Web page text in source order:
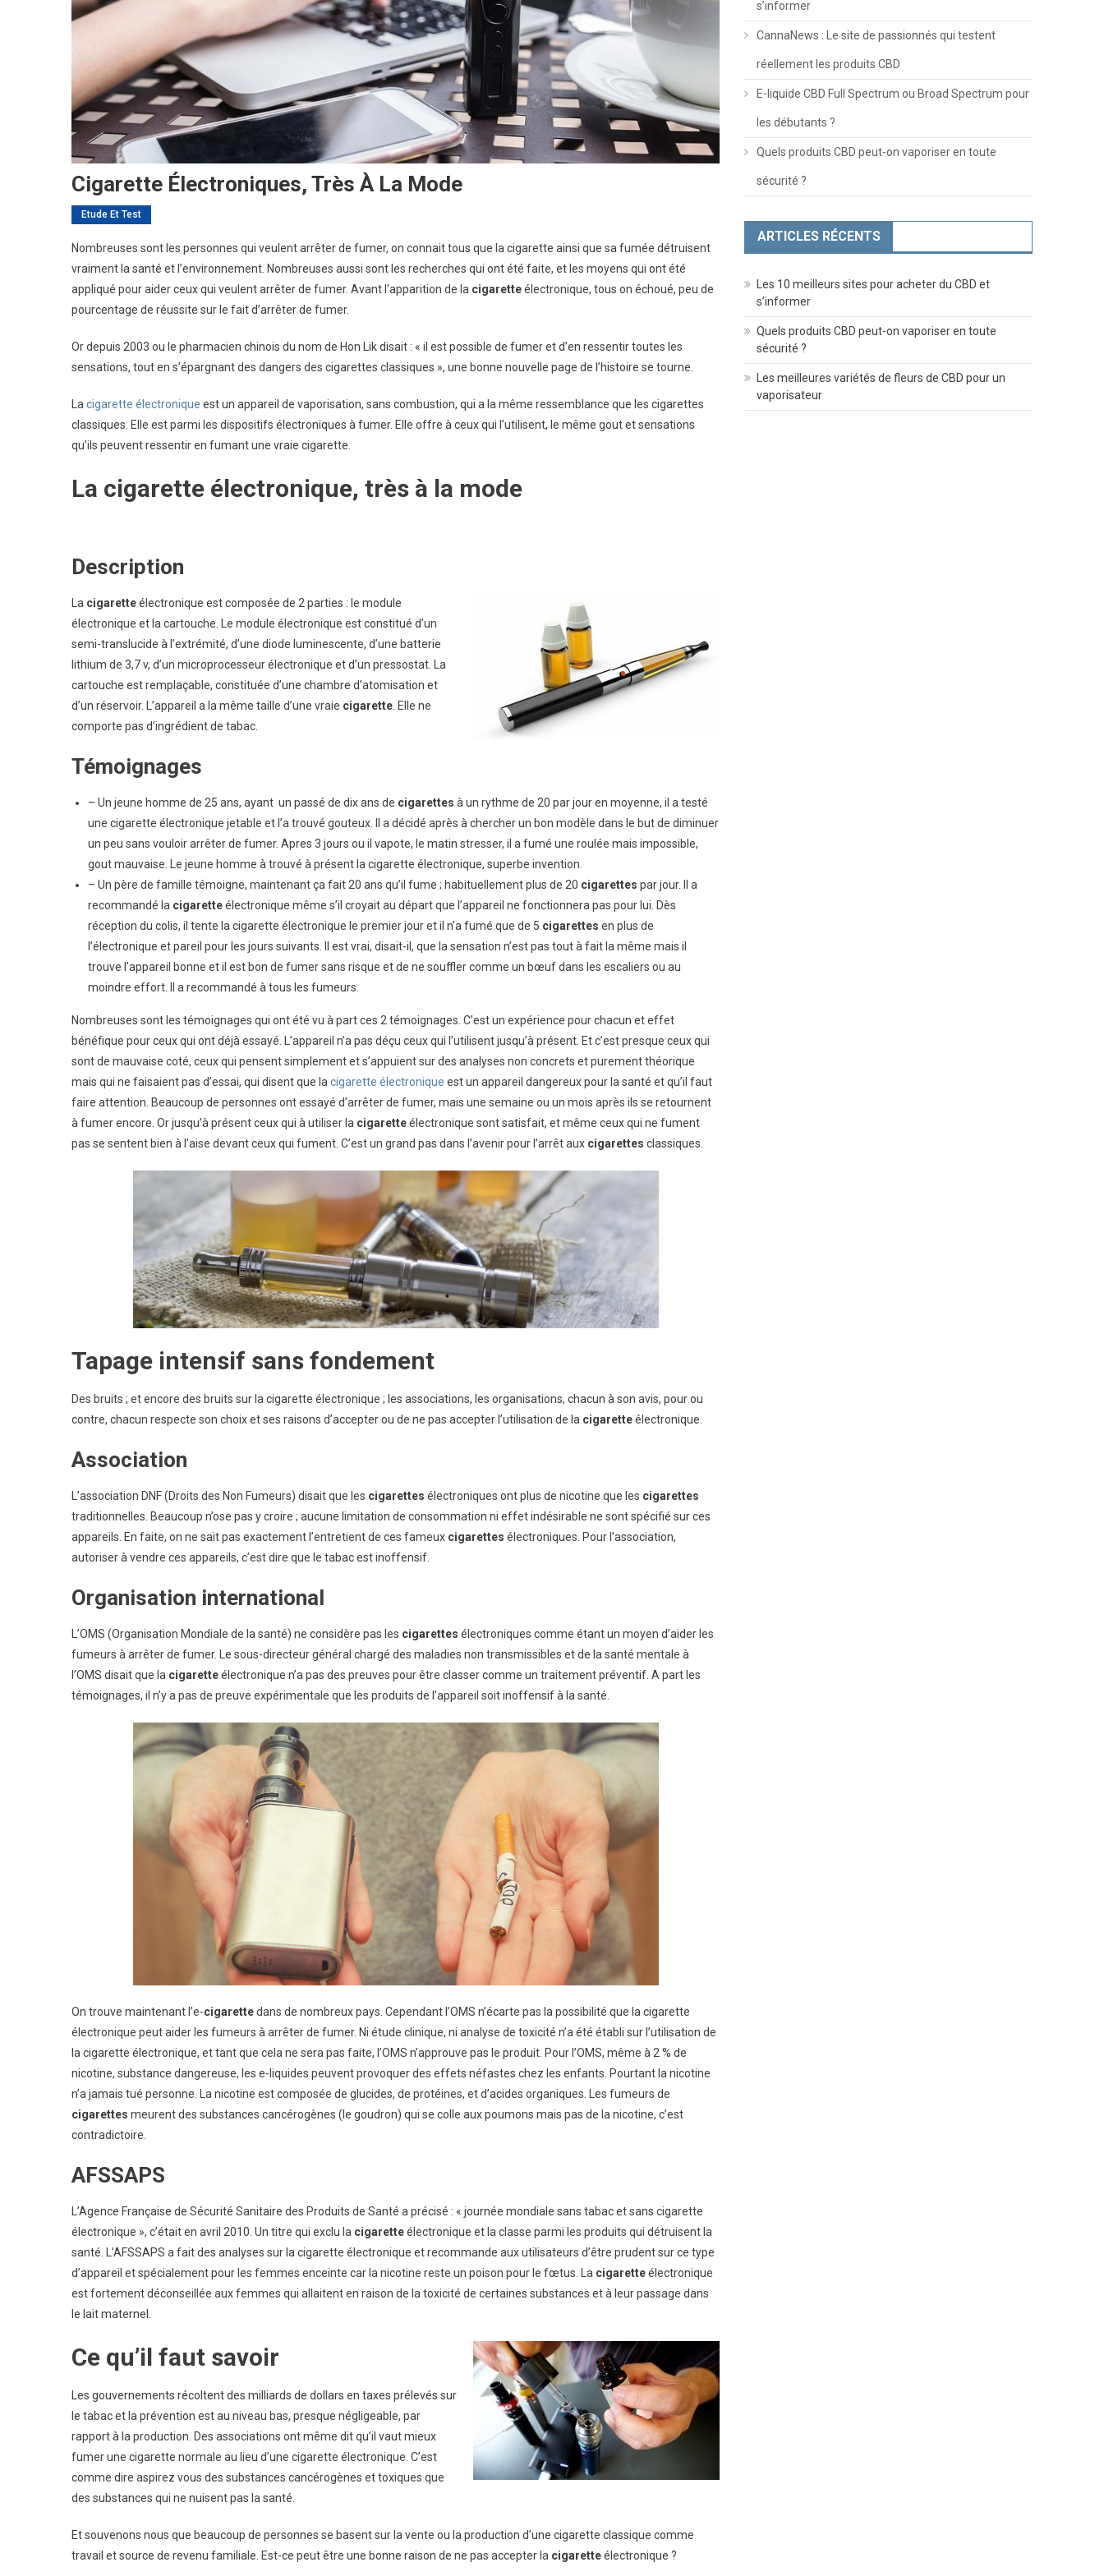
Cigarette Électroniques, Très À La Mode
Etude Et Test
Nombreuses sont les personnes qui veulent arrêter de fumer, on connait tous que la cigarette ainsi que sa fumée détruisent
vraiment la santé et l’environnement. Nombreuses aussi sont les recherches qui ont été faite, et les moyens qui ont été
appliqué pour aider ceux qui veulent arrêter de fumer. Avant l’apparition de la cigaretteélectronique, tous on échoué, peu de
pourcentage de réussite sur le fait d’arrêter de fumer.
Or depuis 2003 ou le pharmacien chinois du nom de Hon Lik disait : « il est possible de fumer et d’en ressentir toutes les
sensations, tout en s’épargnant des dangers des cigarettes classiques », une bonne nouvelle page de l’histoire se tourne.
Lacigarette électronique est un appareil de vaporisation, sans combustion, qui a la même ressemblance que les cigarettes
classiques. Elle est parmi les dispositifs électroniques à fumer. Elle offre à ceux qui l’utilisent, le même gout et sensations
qu’ils peuvent ressentir en fumant une vraie cigarette.
La cigarette électronique, très à la mode
Description
La cigaretteélectronique est composée de 2 parties : le module
électronique et la cartouche. Le module électronique est constitué d’un
semi-translucide à l’extrémité, d’une diode luminescente, d’une batterie
lithium de 3,7 v, d’un microprocesseur électronique et d’un pressostat. La
cartouche est remplaçable, constituée d’une chambre d’atomisation et
d’un réservoir. L’appareil a la même taille d’une vraie cigarette. Elle ne
comporte pas d’ingrédient de tabac.
Témoignages
– Un jeune homme de 25 ans, ayant un passé de dix ans de cigarettes à un rythme de 20 par jour en moyenne, il a testé
une cigarette électronique jetable et l’a trouvé gouteux. Il a décidé après à chercher un bon modèle dans le but de diminuer
un peu sans vouloir arrêter de fumer. Apres 3 jours ou il vapote, le matin stresser, il a fumé une roulée mais impossible,
gout mauvaise. Le jeune homme à trouvé à présent la cigarette électronique, superbe invention.
– Un père de famille témoigne, maintenant ça fait 20 ans qu’il fume ; habituellement plus de 20 cigarettes par jour. Il a
recommandé la cigaretteélectronique même s’il croyait au départ que l’appareil ne fonctionnera pas pour lui. Dès
réception du colis, il tente la cigarette électronique le premier jour et il n’a fumé que de 5 cigarettes en plus de
l’électronique et pareil pour les jours suivants. Il est vrai, disait-il, que la sensation n’est pas tout à fait la même mais il
trouve l’appareil bonne et il est bon de fumer sans risque et de ne souffler comme un bœuf dans les escaliers ou au
moindre effort. Il a recommandé à tous les fumeurs.
Nombreuses sont les témoignages qui ont été vu à part ces 2 témoignages. C’est un expérience pour chacun et effet
bénéfique pour ceux qui ont déjà essayé. L’appareil n’a pas déçu ceux qui l’utilisent jusqu’à présent. Et c’est presque ceux qui
sont de mauvaise coté, ceux qui pensent simplement et s’appuient sur des analyses non concrets et purement théorique
mais qui ne faisaient pas d’essai, qui disent que lacigarette électronique est un appareil dangereux pour la santé et qu’il faut
faire attention. Beaucoup de personnes ont essayé d’arrêter de fumer, mais une semaine ou un mois après ils se retournent
à fumer encore. Or jusqu’à présent ceux qui à utiliser la cigaretteélectronique sont satisfait, et même ceux qui ne fument
pas se sentent bien à l’aise devant ceux qui fument. C’est un grand pas dans l’avenir pour l’arrêt aux cigarettes classiques.
Tapage intensif sans fondement
Des bruits ; et encore des bruits sur la cigarette électronique ; les associations, les organisations, chacun à son avis, pour ou
contre, chacun respecte son choix et ses raisons d’accepter ou de ne pas accepter l’utilisation de la cigaretteélectronique.
Association
L’association DNF (Droits des Non Fumeurs) disait que les cigarettes électroniques ont plus de nicotine que les cigarettes
traditionnelles. Beaucoup n’ose pas y croire ; aucune limitation de consommation ni effet indésirable ne sont spécifié sur ces
appareils. En faite, on ne sait pas exactement l’entretient de ces fameux cigarettes électroniques. Pour l’association,
autoriser à vendre ces appareils, c’est dire que le tabac est inoffensif.
Organisation international
L’OMS (Organisation Mondiale de la santé) ne considère pas les cigarettes électroniques comme étant un moyen d’aider les
fumeurs à arrêter de fumer. Le sous-directeur général chargé des maladies non transmissibles et de la santé mentale à
l’OMS disait que la cigaretteélectronique n’a pas des preuves pour être classer comme un traitement préventif. A part les
témoignages, il n’y a pas de preuve expérimentale que les produits de l’appareil soit inoffensif à la santé.
On trouve maintenant l’e-cigarettedans de nombreux pays. Cependant l’OMS n’écarte pas la possibilité que la cigarette
électronique peut aider les fumeurs à arrêter de fumer. Ni étude clinique, ni analyse de toxicité n’a été établi sur l’utilisation de
la cigarette électronique, et tant que cela ne sera pas faite, l’OMS n’approuve pas le produit. Pour l’OMS, même à 2 % de
nicotine, substance dangereuse, les e-liquides peuvent provoquer des effets néfastes chez les enfants. Pourtant la nicotine
n’a jamais tué personne. La nicotine est composée de glucides, de protéines, et d’acides organiques. Les fumeurs de
cigarettes meurent des substances cancérogènes (le goudron) qui se colle aux poumons mais pas de la nicotine, c’est
contradictoire.
AFSSAPS
L’Agence Française de Sécurité Sanitaire des Produits de Santé a précisé : « journée mondiale sans tabac et sans cigarette
électronique », c’était en avril 2010. Un titre qui exclu la cigaretteélectronique et la classe parmi les produits qui détruisent la
santé. L’AFSSAPS a fait des analyses sur la cigarette électronique et recommande aux utilisateurs d’être prudent sur ce type
d’appareil et spécialement pour les femmes enceinte car la nicotine reste un poison pour le fœtus. La cigaretteélectronique
est fortement déconseillée aux femmes qui allaitent en raison de la toxicité de certaines substances et à leur passage dans
le lait maternel.
Ce qu’il faut savoir
Les gouvernements récoltent des milliards de dollars en taxes prélevés sur
le tabac et la prévention est au niveau bas, presque négligeable, par
rapport à la production. Des associations ont même dit qu’il vaut mieux
fumer une cigarette normale au lieu d’une cigarette électronique. C’est
comme dire aspirez vous des substances cancérogènes et toxiques que
des substances qui ne nuisent pas la santé.
Et souvenons nous que beaucoup de personnes se basent sur la vente ou la production d’une cigarette classique comme
travail et source de revenu familiale. Est-ce peut être une bonne raison de ne pas accepter la cigaretteélectronique ?
s’informer
CannaNews : Le site de passionnés qui testent
réellement les produits CBD
E-liquide CBD Full Spectrum ou Broad Spectrum pour
les débutants ?
Quels produits CBD peut-on vaporiser en toute
sécurité ?
ARTICLES RÉCENTS
Les 10 meilleurs sites pour acheter du CBD et
s’informer
Quels produits CBD peut-on vaporiser en toute
sécurité ?
Les meilleures variétés de fleurs de CBD pour un
vaporisateur